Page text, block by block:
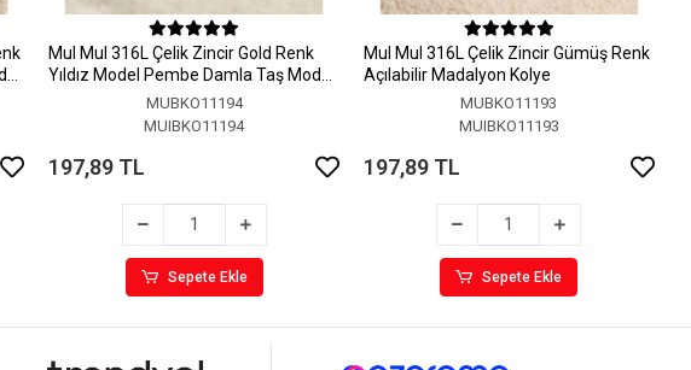
MuI MuI 316L Çelik Zincir Gold Renk
Yıldız Model Pembe Damla Taş Model
MUBKO11194
MUIBKO11194
197,89 TL
Sepete Ekle
MuI MuI 316L Çelik Zincir Gümüş Renk
Açılabilir Madalyon Kolye
MUBKO11193
MUIBKO11193
197,89 TL
Sepete Ekle